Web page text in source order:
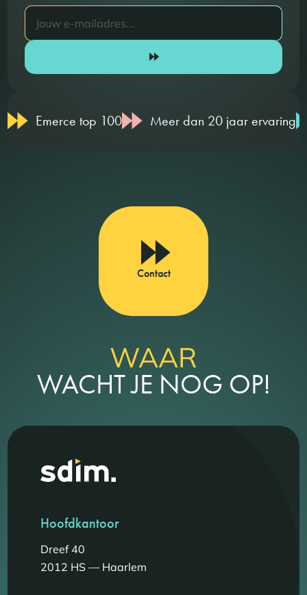
Emerce top 100 Meer dan 20 jaar ervaring
Contact
WAAR
WACHT JE NOG OP!
Hoofdkantoor
Dreef 40
2012 HS — Haarlem